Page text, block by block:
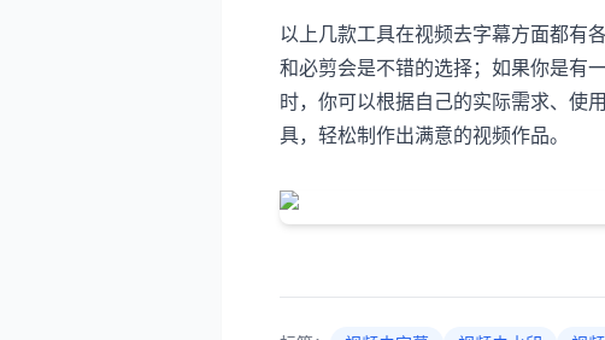
以上几款工具在视频去字幕方面都有
和必剪会是不错的选择；如果你是有
时，你可以根据自己的实际需求、使
具，轻松制作出满意的视频作品。